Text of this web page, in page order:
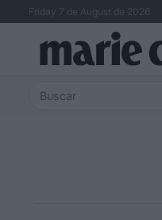
Friday 7 de August de 2026